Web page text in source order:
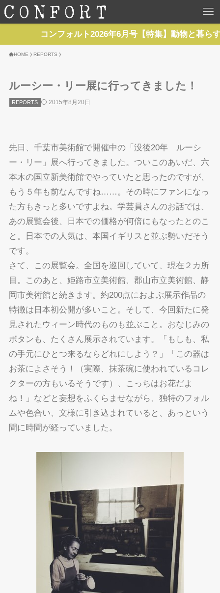
HOME
BACKNUMBER
SERIES
NEWS
Contact Us
コンフォルト2026年6月号【特集】動物と暮らす
HOME REPORTS
ルーシー・リー展に行ってきました！
REPORTS 2015年8月20日
先日、千葉市美術館で開催中の「没後20年 ルーシ
ー・リー」展へ行ってきました。ついこのあいだ、六
本木の国立新美術館でやっていたと思ったのですが、
もう５年も前なんですね……。その時にファンになっ
た方もきっと多いですよね。学芸員さんのお話では、
あの展覧会後、日本での価格が何倍にもなったとのこ
と。日本での人気は、本国イギリスと並ぶ勢いだそう
です。
さて、この展覧会。全国を巡回していて、現在２カ所
目。このあと、姫路市立美術館、郡山市立美術館、静
岡市美術館と続きます。約200点におよぶ展示作品の
特徴は日本初公開が多いこと。そして、今回新たに発
見されたウィーン時代のものも並ぶこと。おなじみの
ボタンも、たくさん展示されています。「もしも、私
の手元にひとつ来るならどれにしよう？」「この器は
お茶によさそう！（実際、抹茶碗に使われているコレ
クターの方もいるそうです）、こっちはお花だよ
ね！」などと妄想をふくらませながら、独特のフォル
ムや色合い、文様に引き込まれていると、あっという
間に時間が経っていました。